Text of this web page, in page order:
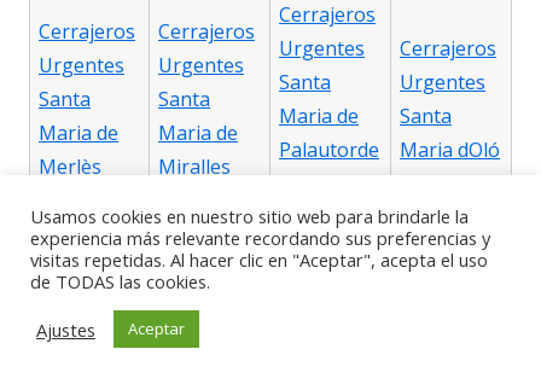
Cerrajeros
Urgentes
Santa
Maria de
Merlès
Cerrajeros
Urgentes
Santa
Maria de
Miralles
Cerrajeros
Urgentes
Santa
Maria de
Palautorde
Cerrajeros
Urgentes
Santa
Maria dOló
Cerrajeros
Urgentes
Perpètua
Cerrajeros
Santa
Usamos cookies en nuestro sitio web para brindarle la
experiencia más relevante recordando sus preferencias y
visitas repetidas. Al hacer clic en "Aceptar", acepta el uso
de TODAS las cookies.
Ajustes
Aceptar